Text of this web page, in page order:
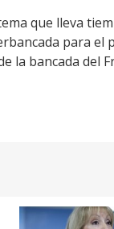
que lleva
para el
la bancada del